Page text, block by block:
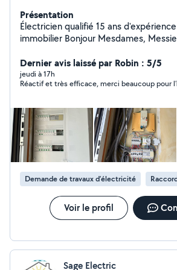
Présentation
Électricien qualifié 15 ans d'expérience + Diagnostiqueur
immobilier Bonjour Mesdames, Messieurs, Fort de 15
comme diagnostiqueur immobilier, je
services pour : Installations neuves ou rénovation
Dépannage rapide Remise aux normes après diagnostic
location de bien Travail soigné, conforme aux normes en
vigueur. Devis gratuit, intervention
décennale à jour. Je me déplace.
plus d'informations
Dernier avis laissé par Robin : 5/5
jeudi à 17h
Réactif et très efficace, merci beaucoup pour
Demande de travaux d’électricité
Voir le profil
Sage Electric